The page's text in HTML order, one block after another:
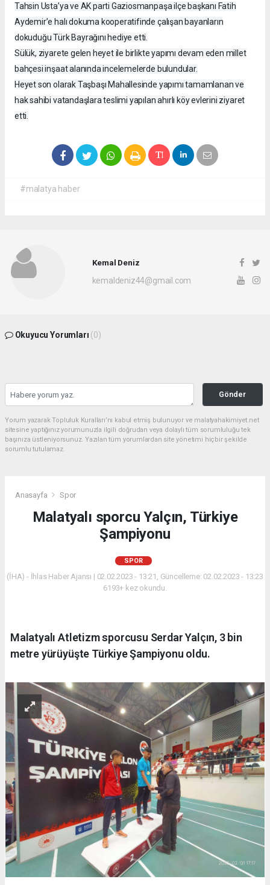
Tahsin Usta’ya ve AK parti Gaziosmanpaşa ilçe başkanı Fatih
Aydemir’e halı dokuma kooperatifinde çalışan bayanların
dokuduğu Türk Bayrağını hediye etti.
Sülük, ziyarete gelen heyet ile birlikte yapımı devam eden millet
bahçesi inşaat alanında incelemelerde bulundular.
Heyet son olarak Taşbaşı Mahallesinde yapımı tamamlanan ve
hak sahibi vatandaşlara teslimi yapılan ahırlı köy evlerini ziyaret
etti.
#malatya haber
Kemal Deniz
kemaldeniz44@gmail.com
Okuyucu Yorumları (0)
Gönder
Yorum yazarak Topluluk Kuralları’nı kabul etmiş bulunuyor ve malatyahakimiyet.net
sitesine yaptığınız yorumunuzla ilgili doğrudan veya dolaylı tüm sorumluluğu tek
başınıza üstleniyorsunuz. Yazılan tüm yorumlardan site yönetimi hiçbir şekilde
sorumlu tutulamaz.
Anasayfa Spor
Malatyalı sporcu Yalçın, Türkiye
Şampiyonu
SPOR
(İHA) - İhlas Haber Ajansı | 02.02.2023 - 13:21, Güncelleme: 02.02.2023 - 13:23
6193+ kez okundu.
Malatyalı Atletizm sporcusu Serdar Yalçın, 3 bin
metre yürüyüşte Türkiye Şampiyonu oldu.